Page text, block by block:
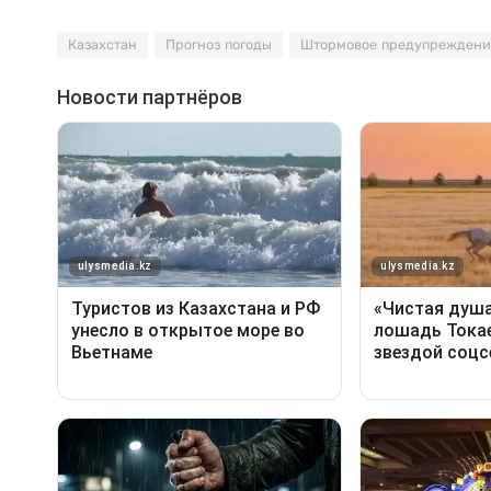
Казахстан Прогноз погоды Штормовое